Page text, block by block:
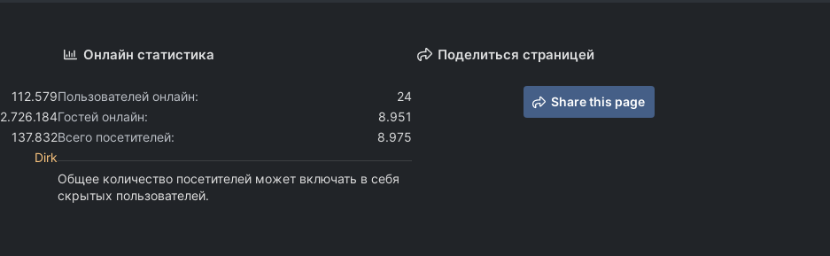
112.579
2.726.184
137.832
Dirk
Онлайн статистика
Пользователей онлайн
24
Гостей онлайн
8.951
Всего посетителей
8.975
Общее количество посетителей может включать в себя
скрытых пользователей.
Поделиться страницей
Share this page